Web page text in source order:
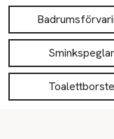
Sminkspeglar
Toalettborste